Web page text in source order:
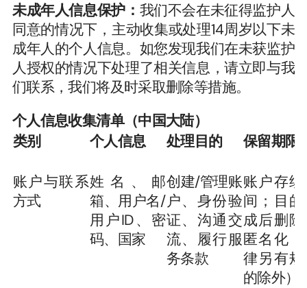
未成年人信息保护： 我们不会在未征得监护人
同意的情况下，主动收集或处理14周岁以下未
成年人的个人信息。如您发现我们在未获监护
人授权的情况下处理了相关信息，请立即与我
们联系，我们将及时采取删除等措施。
个人信息收集清单（中国大陆）
类别
个人信息 处理目的 保留期限
账户与联系
方式
姓名、邮
箱、用户名/
用户ID、密
码、国家
创建/管理账
户、身份验
证、沟通交
流、履行服
务条款
账户存
间；目
成后删
匿名化
律另有
的除外）